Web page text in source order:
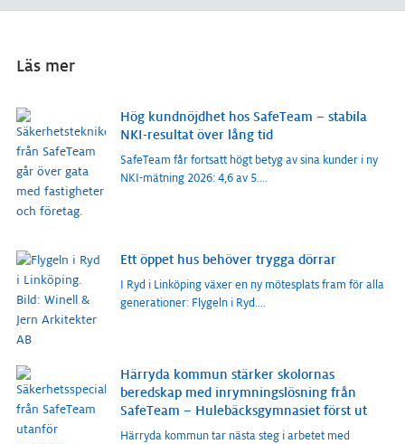
Läs mer
Hög kundnöjdhet hos SafeTeam – stabila
NKI-resultat över lång tid
SafeTeam får fortsatt högt betyg av sina kunder i ny
NKI-mätning 2026: 4,6 av 5....
Ett öppet hus behöver trygga dörrar
I Ryd i Linköping växer en ny mötesplats fram för alla
generationer: Flygeln i Ryd....
Härryda kommun stärker skolornas
beredskap med inrymningslösning från
SafeTeam – Hulebäcksgymnasiet först ut
Härryda kommun tar nästa steg i arbetet med